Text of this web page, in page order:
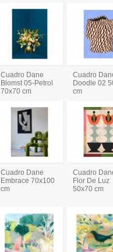
Cuadro Dane
Blomst 05-Petrol
70x70 cm
Cuadro
Doodle 02
cm
Cuadro Dane
Embrace 70x100
cm
Cuadro
Flor De Luz
50x70 cm